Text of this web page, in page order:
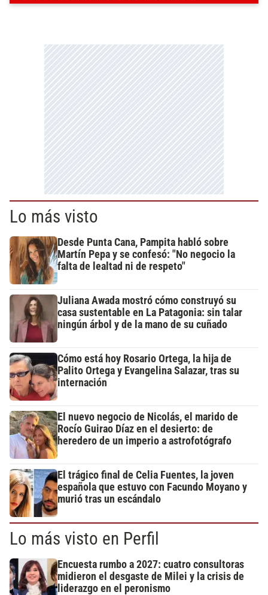
Lo más visto
Desde Punta Cana, Pampita habló sobre
Martín Pepa y se confesó: "No negocio la
falta de lealtad ni de respeto"
Juliana Awada mostró cómo construyó su
casa sustentable en La Patagonia: sin talar
ningún árbol y de la mano de su cuñado
Cómo está hoy Rosario Ortega, la hija de
Palito Ortega y Evangelina Salazar, tras su
internación
El nuevo negocio de Nicolás, el marido de
Rocío Guirao Díaz en el desierto: de
heredero de un imperio a astrofotógrafo
El trágico final de Celia Fuentes, la joven
española que estuvo con Facundo Moyano y
murió tras un escándalo
Lo más visto en Perfil
Encuesta rumbo a 2027: cuatro consultoras
midieron el desgaste de Milei y la crisis de
liderazgo en el peronismo